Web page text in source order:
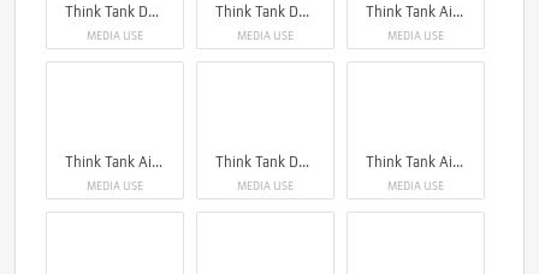
Think Tank Darklight
MEDIA USE
Think Tank Darklight
MEDIA USE
Think Tank Airport Navigator V2.0
MEDIA USE
Think Tank Airport Navigator V2.0
MEDIA USE
Think Tank Darklight
MEDIA USE
Think Tank Airport Roller Derby V2.0
MEDIA USE